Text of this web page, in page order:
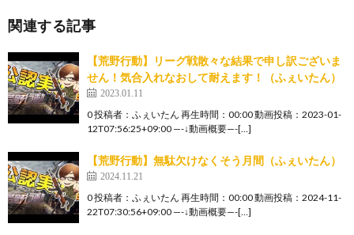
関連する記事
【荒野行動】リーグ戦散々な結果で申し訳ございま
せん！気合入れなおして耐えます！（ふぇいたん）
2023.01.11
0 投稿者：ふぇいたん 再生時間：00:00 動画投稿：2023-01-
12T07:56:25+09:00 —-↓動画概要—-[…]
【荒野行動】無駄欠けなくそう月間（ふぇいたん）
2024.11.21
0 投稿者：ふぇいたん 再生時間：00:00 動画投稿：2024-11-
22T07:30:56+09:00 —-↓動画概要—-[…]